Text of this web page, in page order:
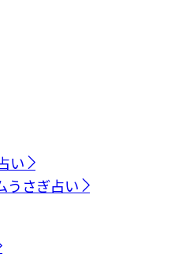
い
うさぎ占い